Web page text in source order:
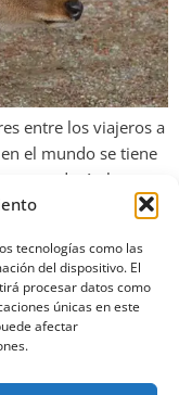
tecnologías como las
del dispositivo. El
procesar datos como
únicas en este
afectar
entre los viajeros a
el mundo se tiene
te darán la
una de las tantas